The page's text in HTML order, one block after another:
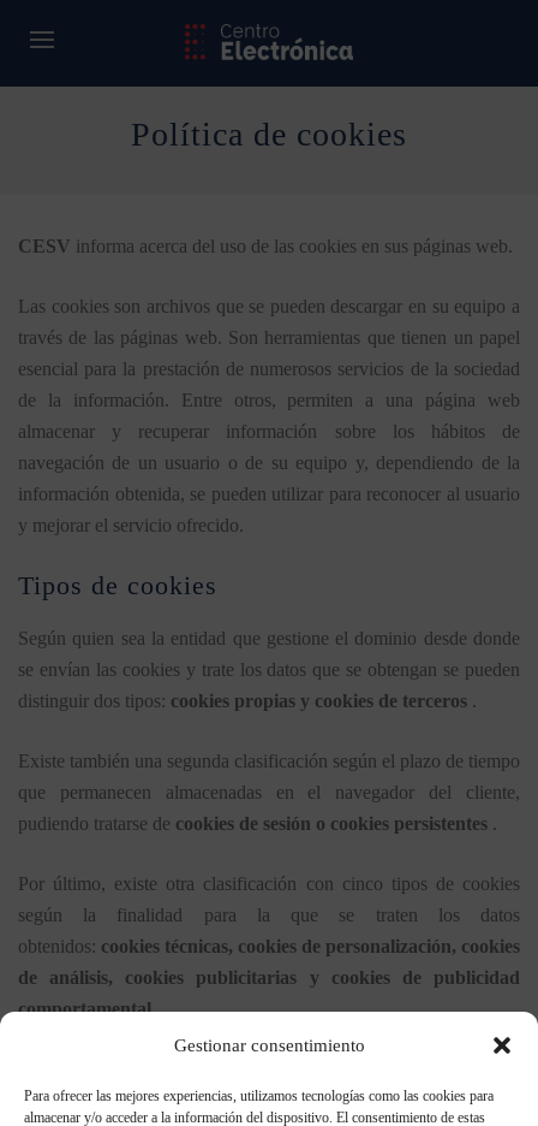
Gestionar consentimiento
Para ofrecer las mejores experiencias, utilizamos tecnologías como las cookies para
almacenar y/o acceder a la información del dispositivo. El consentimiento de estas
Política de cookies
CESV informa acerca del uso de las cookies en sus páginas web.
Las cookies son archivos que se pueden descargar en su equipo a
través de las páginas web. Son herramientas que tienen un papel
esencial para la prestación de numerosos servicios de la sociedad
de la información. Entre otros, permiten a una página web
almacenar y recuperar información sobre los hábitos de
navegación de un usuario o de su equipo y, dependiendo de la
información obtenida, se pueden utilizar para reconocer al usuario
y mejorar el servicio ofrecido.
Tipos de cookies
Según quien sea la entidad que gestione el dominio desde donde
se envían las cookies y trate los datos que se obtengan se pueden
distinguir dos tipos: cookies propias y cookies de terceros .
Existe también una segunda clasificación según el plazo de tiempo
que permanecen almacenadas en el navegador del cliente,
pudiendo tratarse de cookies de sesión o cookies persistentes .
Por último, existe otra clasificación con cinco tipos de cookies
según la finalidad para la que se traten los datos
obtenidos: cookies técnicas, cookies de personalización, cookies
de análisis, cookies publicitarias y cookies de publicidad
comportamental.